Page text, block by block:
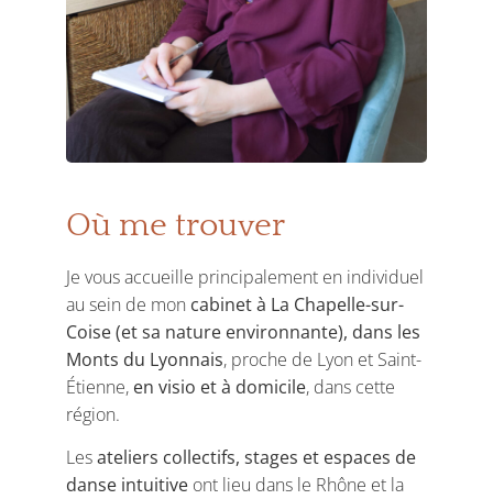
Où me trouver
Je vous accueille principalement en individuel
au sein de mon cabinet à La Chapelle-sur-
Coise (et sa nature environnante), dans les
Monts du Lyonnais, proche de Lyon et Saint-
Étienne, en visio et à domicile, dans cette
région.
Lesateliers collectifs, stages et espaces de
danse intuitive ont lieu dans le Rhône et la